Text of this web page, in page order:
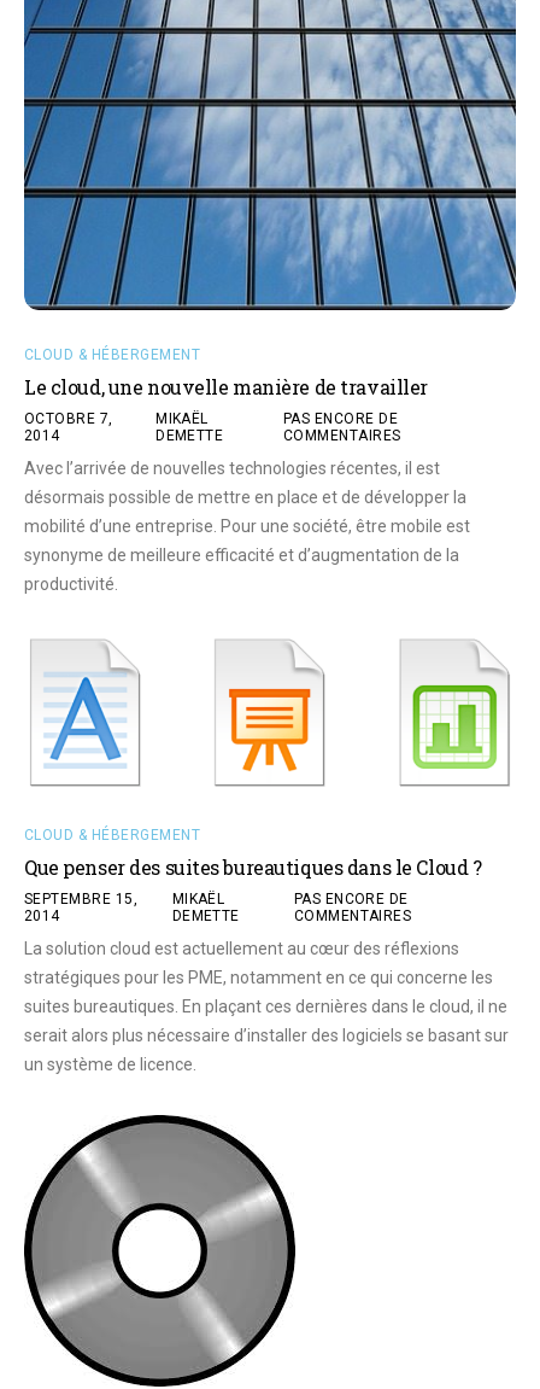
CLOUD & HÉBERGEMENT
Le cloud, une nouvelle manière de travailler
OCTOBRE 7,
2014
MIKAËL
DEMETTE
PAS ENCORE DE
COMMENTAIRES
Avec l’arrivée de nouvelles technologies récentes, il est
désormais possible de mettre en place et de développer la
mobilité d’une entreprise. Pour une société, être mobile est
synonyme de meilleure efficacité et d’augmentation de la
productivité.
CLOUD & HÉBERGEMENT
Que penser des suites bureautiques dans le Cloud ?
SEPTEMBRE 15,
2014
MIKAËL
DEMETTE
PAS ENCORE DE
COMMENTAIRES
La solution cloud est actuellement au cœur des réflexions
stratégiques pour les PME, notamment en ce qui concerne les
suites bureautiques. En plaçant ces dernières dans le cloud, il ne
serait alors plus nécessaire d’installer des logiciels se basant sur
un système de licence.